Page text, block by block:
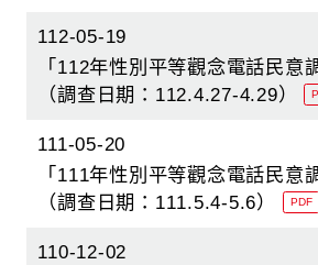
112-05-19
「112年性別平等觀念電話民意
（調查日期：112.4.27-4.29）
111-05-20
「111年性別平等觀念電話民意
（調查日期：111.5.4-5.6）
PDF
110-12-02